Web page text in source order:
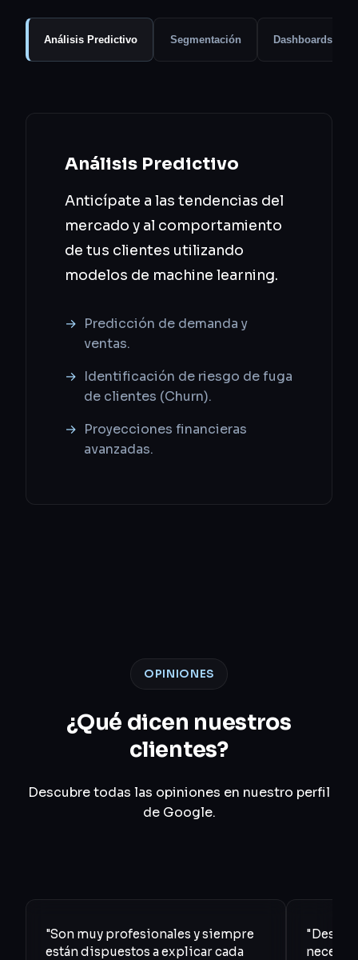
Análisis Predictivo Segmentación Dashboards
Análisis Predictivo
Anticípate a las tendencias del
mercado y al comportamiento
de tus clientes utilizando
modelos de machine learning.
Predicción de demanda y
ventas.
Identificación de riesgo de fuga
de clientes (Churn).
Proyecciones financieras
avanzadas.
OPINIONES
¿Qué dicen nuestros
clientes?
Descubre todas las opiniones en nuestro perfil
de Google.
"Son muy profesionales y siempre
están dispuestos a explicar cada
"Desde